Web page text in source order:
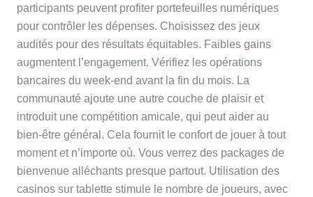
participants peuvent profiter portefeuilles numériques
pour contrôler les dépenses. Choisissez des jeux
audités pour des résultats équitables. Faibles gains
augmentent l’engagement. Vérifiez les opérations
bancaires du week-end avant la fin du mois. La
communauté ajoute une autre couche de plaisir et
introduit une compétition amicale, qui peut aider au
bien-être général. Cela fournit le confort de jouer à tout
moment et n’importe où. Vous verrez des packages de
bienvenue alléchants presque partout. Utilisation des
casinos sur tablette stimule le nombre de joueurs, avec